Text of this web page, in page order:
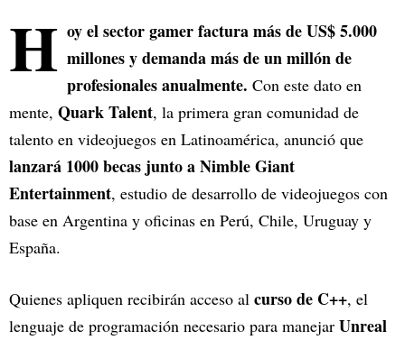
H oy el sector gamer factura más de US$ 5.000
millones y demanda más de un millón de
profesionales anualmente. Con este dato en
mente, Quark Talent, la primera gran comunidad de
talento en videojuegos en Latinoamérica, anunció que
lanzará 1000 becas junto a Nimble Giant
Entertainment, estudio de desarrollo de videojuegos con
base en Argentina y oficinas en Perú, Chile, Uruguay y
España.
Quienes apliquen recibirán acceso al curso de C++, el
lenguaje de programación necesario para manejar Unreal